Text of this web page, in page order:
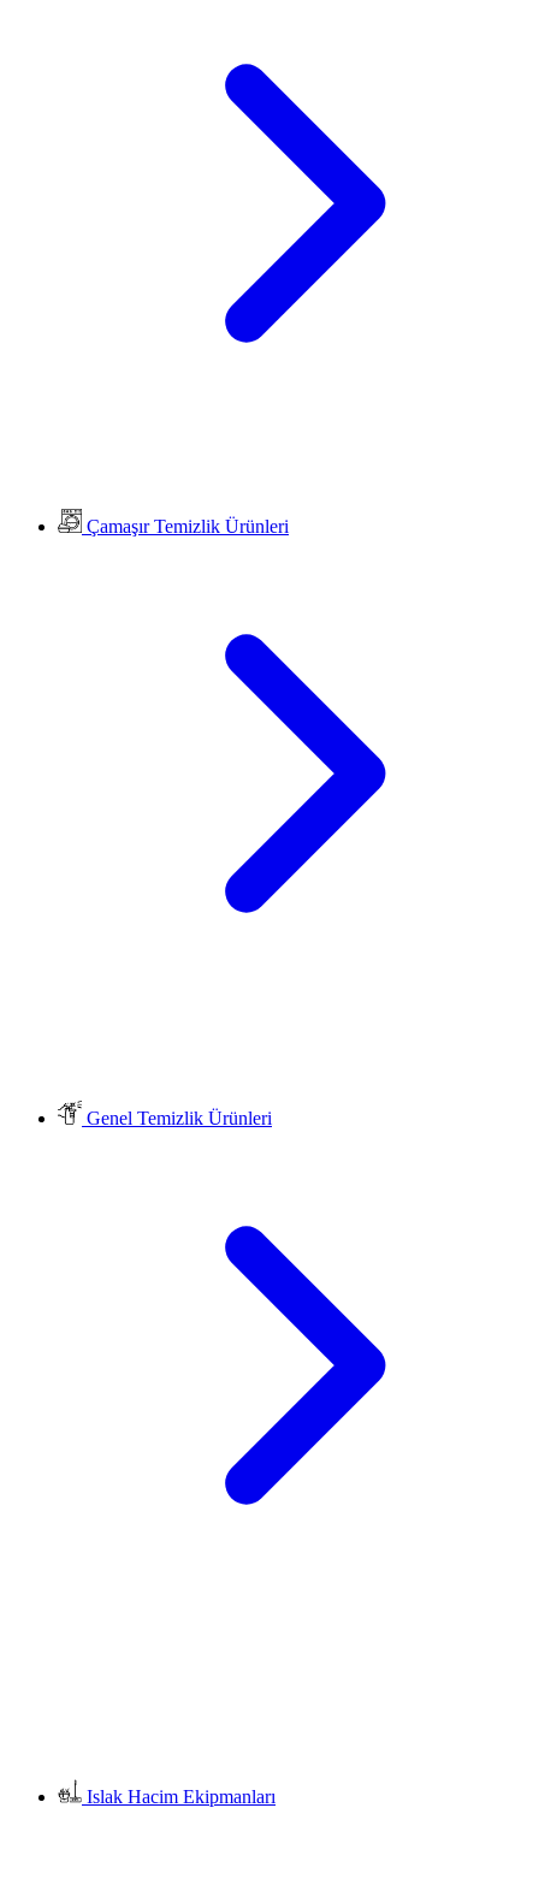
Çamaşır Temizlik Ürünleri
Genel Temizlik Ürünleri
Islak Hacim Ekipmanları